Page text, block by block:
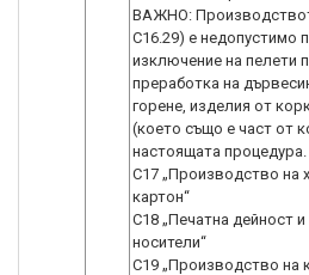
ВАЖНО:
С16.29) е недопустимо
изключение на пелети
преработка на
горене, изделия от
(което също е част от
настоящата процедура.
С17 „Производство на
картон“
С18 „Печатна дейност
носители“
С19 „Производство на